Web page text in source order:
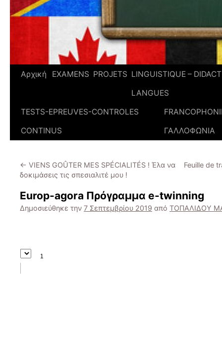
Αρχική EXAMENS PROJETS LINGUISTIQUE –
LANGUES
TESTS-EPREUVES-CONTROLES
CONTINUS
ΓΑΛΛΟΦΩΝΙΑ
← VIENS GOÛTER MES SPÉCIALITÉS ! Έλα να
δοκιμάσεις τις σπεσιαλιτέ μου !
Feuille de
Europ-agora Πρόγραμμα e-twinning
Δημοσιεύθηκε την 7 Σεπτεμβρίου 2019 από ΤΟΠΑΛΙΔΟΥ